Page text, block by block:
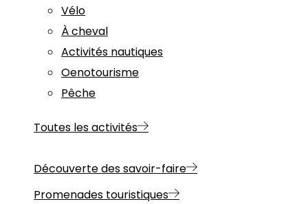
Vélo
À cheval
Activités nautiques
Oenotourisme
Pêche
Toutes les activités
Découverte des savoir-faire
Promenades touristiques